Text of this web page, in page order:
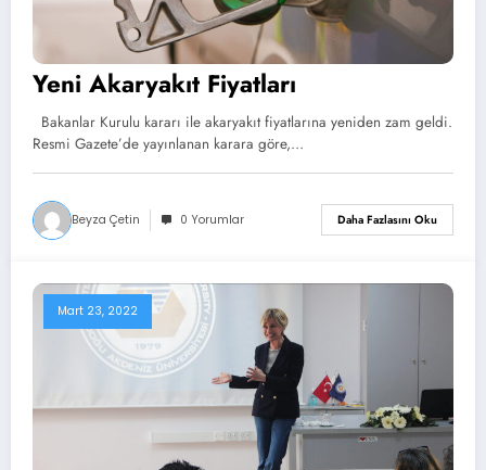
Yeni Akaryakıt Fiyatları
Bakanlar Kurulu kararı ile akaryakıt fiyatlarına yeniden zam geldi.
Resmi Gazete’de yayınlanan karara göre,…
Beyza Çetin 0 Yorumlar Daha Fazlasını Oku
Mart 23, 2022